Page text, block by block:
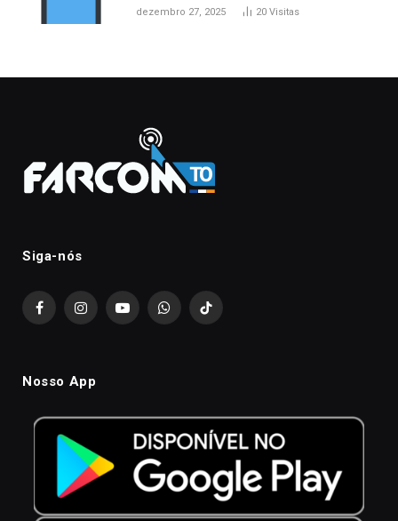
dezembro 27, 2025 20 Visitas
Siga-nós
FacebookInstagramYouTubeWhatsAppTikTok
Nosso App